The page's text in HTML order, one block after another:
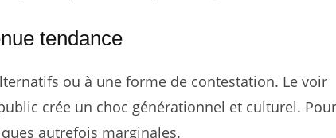
tendance
ou à une forme de contestation. Le voir
crée un choc générationnel et culturel. Pour
autrefois marginales.